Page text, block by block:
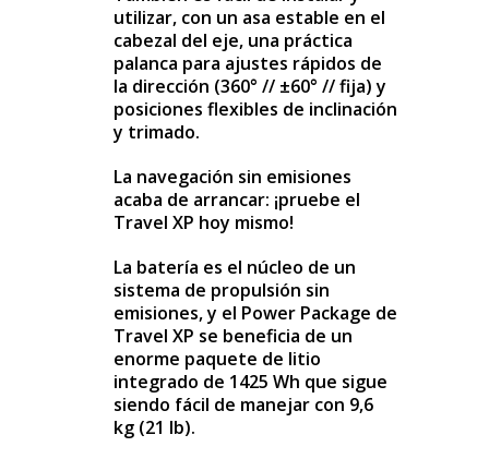
utilizar, con un asa estable en el
cabezal del eje, una práctica
palanca para ajustes rápidos de
la dirección (360° // ±60° // fija) y
posiciones flexibles de inclinación
y trimado.
La navegación sin emisiones
acaba de arrancar: ¡pruebe el
Travel XP hoy mismo!
La batería es el núcleo de un
sistema de propulsión sin
emisiones, y el Power Package de
Travel XP se beneficia de un
enorme paquete de litio
integrado de 1425 Wh que sigue
siendo fácil de manejar con 9,6
kg (21 lb).